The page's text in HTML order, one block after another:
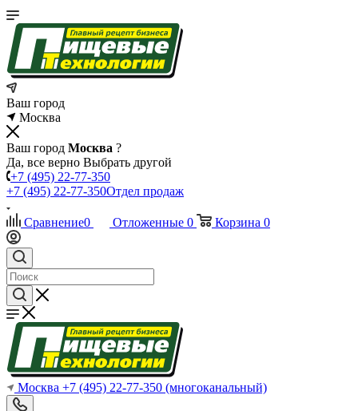
Ваш город
Москва
Ваш город Москва ?
Да, все верно Выбрать другой
+7 (495) 22-77-350
+7 (495) 22-77-350Отдел продаж
Сравнение0 Отложенные 0 Корзина 0
Москва +7 (495) 22-77-350 (многоканальный)